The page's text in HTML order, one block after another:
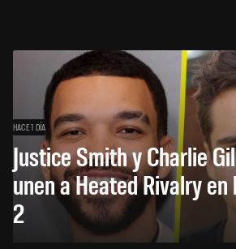
HACE 1 DÍA
Justice Smith y Charlie
unen a Heated Rivalry
2